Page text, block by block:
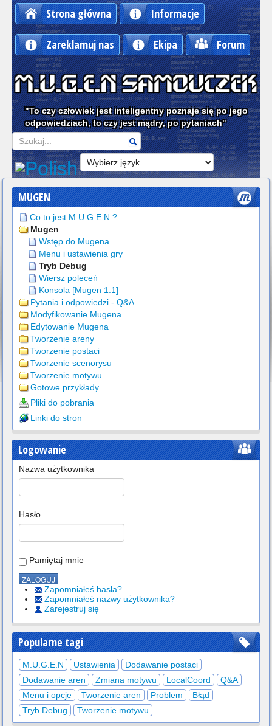
Strona główna Informacje
Zareklamuj nas Ekipa Forum
"To czy człowiek jest inteligentny poznaje się po jego
odpowiedziach, to czy jest mądry, po pytaniach"
Szukaj
MUGEN
Co to jest M.U.G.E.N ?
Mugen
Wstęp do Mugena
Menu i ustawienia gry
Tryb Debug
Wiersz poleceń
Konsola [Mugen 1.1]
Pytania i odpowiedzi - Q&A
Modyfikowanie Mugena
Edytowanie Mugena
Tworzenie areny
Tworzenie postaci
Tworzenie scenorysu
Tworzenie motywu
Gotowe przykłady
Pliki do pobrania
Linki do stron
Logowanie
Nazwa użytkownika
Hasło
Pamiętaj mnie
Zapomniałeś hasła?
Zapomniałeś nazwy użytkownika?
Zarejestruj się
Popularne tagi
M.U.G.E.N Ustawienia
Dodawanie postaci
Dodawanie aren
Zmiana motywu LocalCoord
Q&A
Menu i opcje
Tworzenie aren Problem
Błąd
Tryb Debug
Tworzenie motywu